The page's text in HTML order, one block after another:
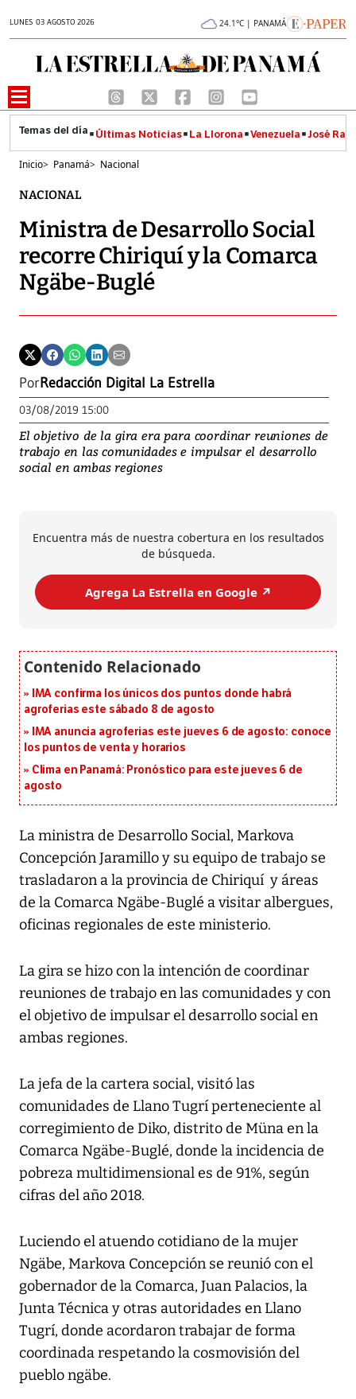
LUNES 03 AGOSTO 2026 24.1°C | PANAMÁ
Últimas Noticias La Llorona Venezuela José
Inicio> Panamá> Nacional
NACIONAL
Ministra de Desarrollo Social
recorre Chiriquí y la Comarca
Ngäbe-Buglé
PorRedacción Digital La Estrella
03/08/2019 15:00
El objetivo de la gira era para coordinar reuniones de
trabajo en las comunidades e impulsar el desarrollo
social en ambas regiones
Encuentra más de nuestra cobertura en los resultados
de búsqueda.
Agrega La Estrella en Google ↗️
IMA confirma los únicos dos puntos donde habrá
agroferias este sábado 8 de agosto
IMA anuncia agroferias este jueves 6 de agosto: conoce
los puntos de venta y horarios
Clima en Panamá: Pronóstico para este jueves 6 de
agosto
La ministra de Desarrollo Social, Markova
Concepción Jaramillo y su equipo de trabajo se
trasladaron a la provincia de Chiriquí y áreas
de la Comarca Ngäbe-Buglé a visitar albergues,
oficinas regionales de este ministerio.
La gira se hizo con la intención de coordinar
reuniones de trabajo en las comunidades y con
el objetivo de impulsar el desarrollo social en
ambas regiones.
La jefa de la cartera social, visitó las
comunidades de Llano Tugrí perteneciente al
corregimiento de Diko, distrito de Müna en la
Comarca Ngäbe-Buglé, donde la incidencia de
pobreza multidimensional es de 91%, según
cifras del año 2018.
Luciendo el atuendo cotidiano de la mujer
Ngäbe, Markova Concepción se reunió con el
gobernador de la Comarca, Juan Palacios, la
Junta Técnica y otras autoridades en Llano
Tugrí, donde acordaron trabajar de forma
coordinada respetando la cosmovisión del
pueblo ngäbe.